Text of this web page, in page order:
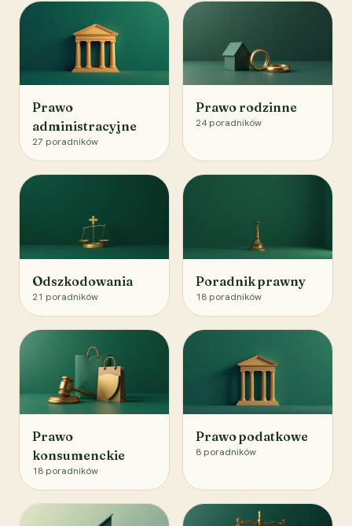
Prawo
administracyjne
27 poradników
Prawo rodzinne
24 poradników
Odszkodowania
21 poradników
Poradnik prawny
18 poradników
Prawo
konsumenckie
18 poradników
Prawo podatkowe
8 poradników